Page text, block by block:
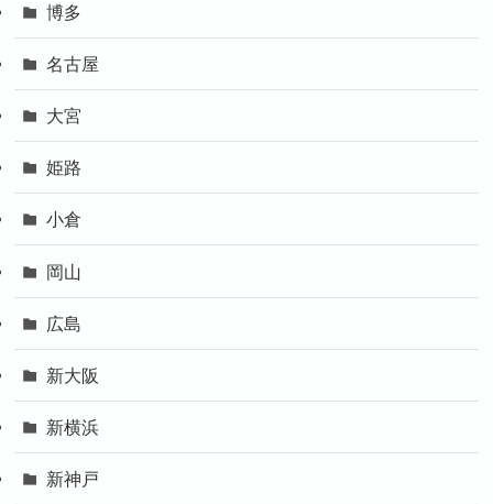
博多
名古屋
大宮
姫路
小倉
岡山
広島
新大阪
新横浜
新神戸